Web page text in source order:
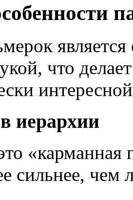
что
иерархии
«карманная
сильнее,